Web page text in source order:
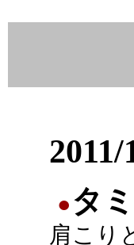
2011/
●タ
肩こり